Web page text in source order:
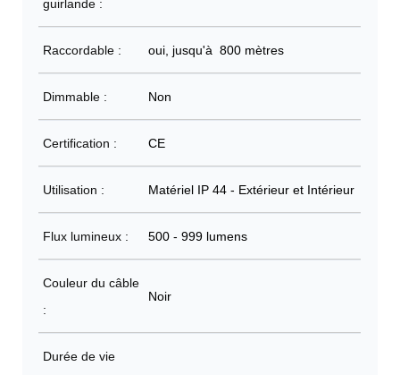
guirlande :
Raccordable : oui, jusqu'à 800 mètres
Dimmable : Non
Certification : CE
Utilisation : Matériel IP 44 - Extérieur et Intérieur
Flux lumineux : 500 - 999 lumens
Couleur du câble
:
Noir
Durée de vie